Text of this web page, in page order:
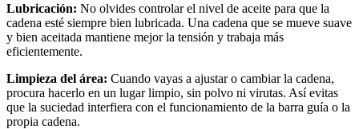
Lubricación: No olvides controlar el nivel de aceite para que la
cadena esté siempre bien lubricada. Una cadena que se mueve suave
y bien aceitada mantiene mejor la tensión y trabaja más
eficientemente.
Limpieza del área: Cuando vayas a ajustar o cambiar la cadena,
procura hacerlo en un lugar limpio, sin polvo ni virutas. Así evitas
que la suciedad interfiera con el funcionamiento de la barra guía o la
propia cadena.